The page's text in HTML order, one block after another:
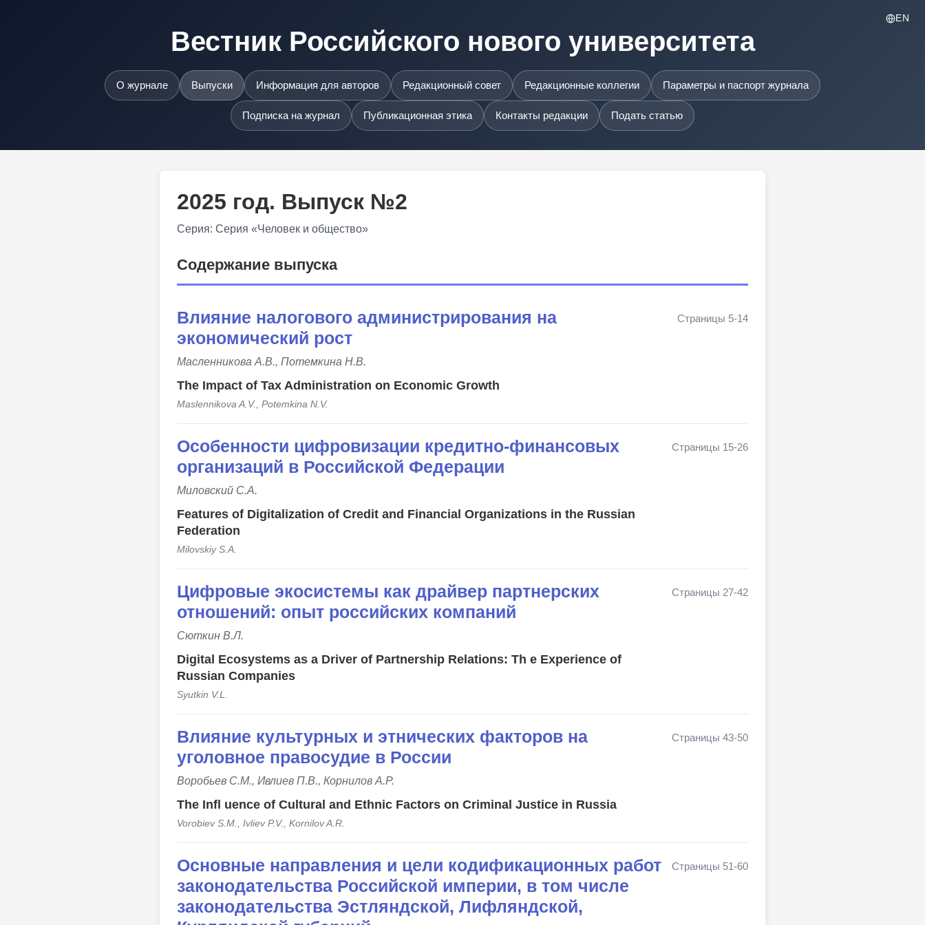
EN
Вестник Российского нового университета
О журнале Выпуски Информация для авторов Редакционный совет Редакционные коллегии Параметры и паспорт журнала
Подписка на журнал Публикационная этика Контакты редакции Подать статью
2025 год. Выпуск №2
Серия: Серия «Человек и общество»
Содержание выпуска
Влияние налогового администрирования на
экономический рост
Масленникова А.В., Потемкина Н.В.
The Impact of Tax Administration on Economic Growth
Maslennikova A.V., Potemkina N.V.
Страницы 5-14
Особенности цифровизации кредитно-финансовых
организаций в Российской Федерации
Миловский С.А.
Features of Digitalization of Credit and Financial Organizations in the Russian
Federation
Milovskiy S.A.
Страницы 15-26
Цифровые экосистемы как драйвер партнерских
отношений: опыт российских компаний
Сюткин В.Л.
Digital Ecosystems as a Driver of Partnership Relations: Th e Experience of
Russian Companies
Syutkin V.L.
Страницы 27-42
Влияние культурных и этнических факторов на
уголовное правосудие в России
Воробьев С.М., Ивлиев П.В., Корнилов А.Р.
The Infl uence of Cultural and Ethnic Factors on Criminal Justice in Russia
Vorobiev S.M., Ivliev P.V., Kornilov A.R.
Страницы 43-50
Основные направления и цели кодификационных работ
законодательства Российской империи, в том числе
законодательства Эстляндской, Лифляндской,
Страницы 51-60